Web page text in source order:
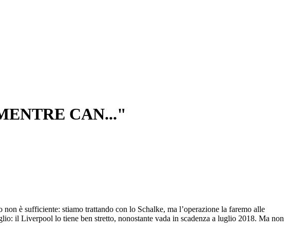
CAN..."
è sufficiente: stiamo trattando con lo Schalke, ma l’operazione la faremo alle
il Liverpool lo tiene ben stretto, nonostante vada in scadenza a luglio 2018. Ma non